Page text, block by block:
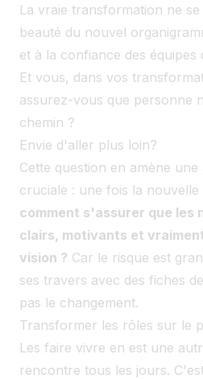
La vraie transformation ne
beauté du nouvel
et à la confiance des
Et vous, dans vos
assurez-vous que personne
chemin ?
Envie d'aller plus loin?
Cette question en amène
cruciale : une fois la
comment s'assurer que les
clairs, motivants et
vision ? Car le risque est
ses travers avec des fiches
pas le changement.
Transformer les rôles sur le
Les faire vivre en est une
rencontre tous les jours.